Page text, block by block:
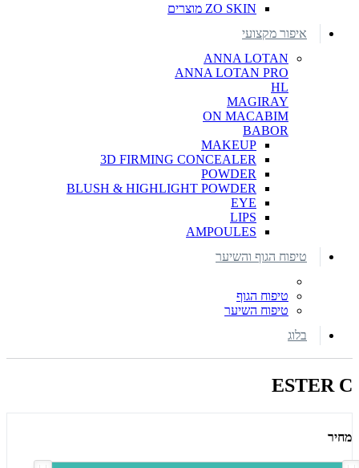
ZO SKIN מוצרים
איפור מקצועי
ANNA LOTAN
ANNA LOTAN PRO
HL
MAGIRAY
ON MACABIM
BABOR
MAKEUP
3D FIRMING CONCEALER
POWDER
BLUSH & HIGHLIGHT POWDER
EYE
LIPS
AMPOULES
טיפוח הגוף והשיער
טיפוח הגוף
טיפוח השיער
בלוג
ESTER C
מחיר